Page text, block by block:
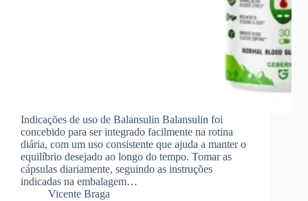
Indicações de uso de Balansulin Balansulin foi
concebido para ser integrado facilmente na rotina
diária, com um uso consistente que ajuda a manter o
equilíbrio desejado ao longo do tempo. Tomar as
cápsulas diariamente, seguindo as instruções
indicadas na embalagem…
Vicente Braga